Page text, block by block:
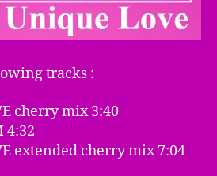
tracks :
cherry mix 3:40
4:32
extended cherry mix 7:04